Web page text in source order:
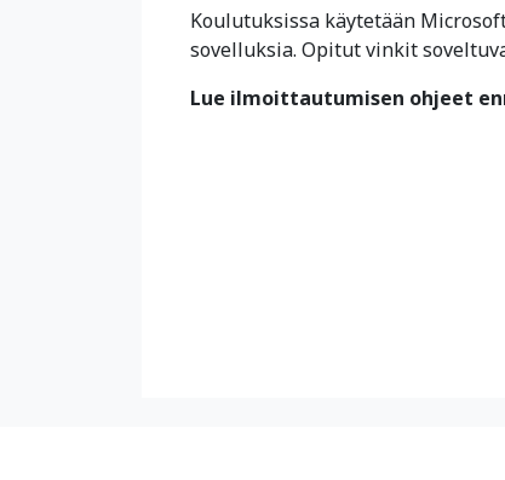
Koulutuksissa käytetään
sovelluksia. Opitut vinkit
Lue ilmoittautumisen ohjeet